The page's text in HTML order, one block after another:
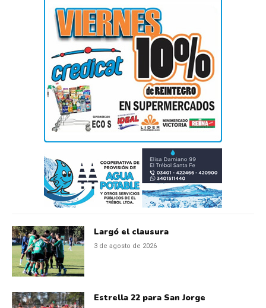
Largó el clausura
3 de agosto de 2026
Estrella 22 para San Jorge